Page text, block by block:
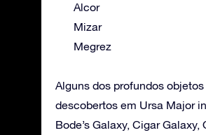
Alcor
Mizar
Megrez
Alguns dos profundos
descobertos em Ursa Major
Bode’s Galaxy, Cigar Galaxy,